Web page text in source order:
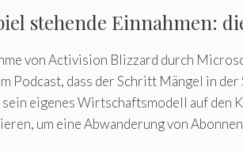
stehende Einnahmen:
von Activision Blizzard durch
Podcast, dass der Schritt Mängel in
eigenes Wirtschaftsmodell auf den
um eine Abwanderung von